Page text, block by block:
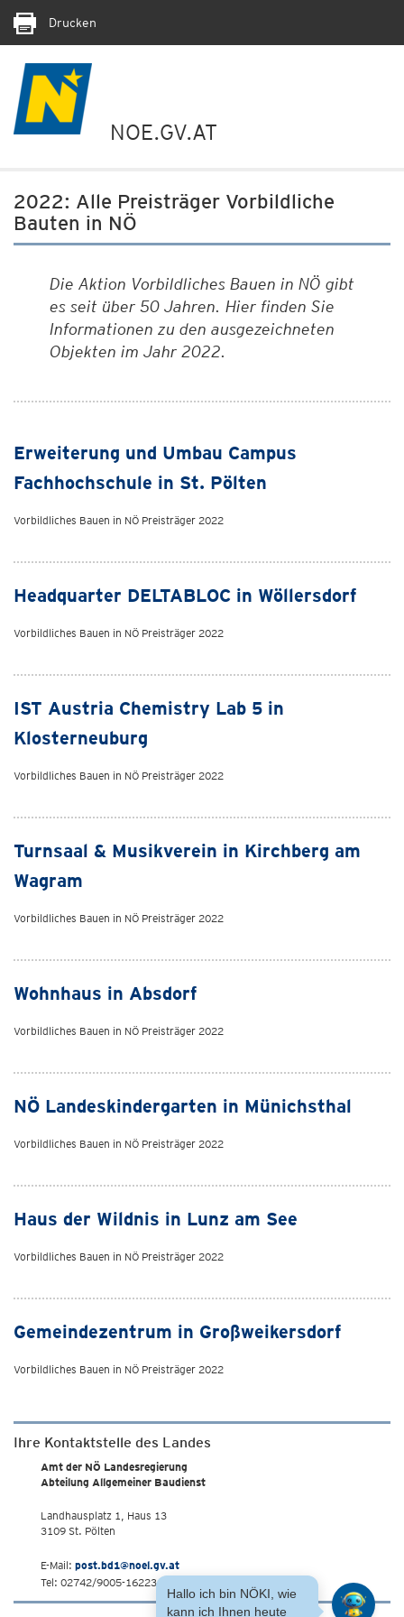
Drucken
NOE.GV.AT
2022: Alle Preisträger Vorbildliche
Bauten in NÖ
Die Aktion Vorbildliches Bauen in NÖ gibt
es seit über 50 Jahren. Hier finden Sie
Informationen zu den ausgezeichneten
Objekten im Jahr 2022.
Erweiterung und Umbau Campus
Fachhochschule in St. Pölten
Vorbildliches Bauen in NÖ Preisträger 2022
Headquarter DELTABLOC in Wöllersdorf
Vorbildliches Bauen in NÖ Preisträger 2022
IST Austria Chemistry Lab 5 in
Klosterneuburg
Vorbildliches Bauen in NÖ Preisträger 2022
Turnsaal & Musikverein in Kirchberg am
Wagram
Vorbildliches Bauen in NÖ Preisträger 2022
Wohnhaus in Absdorf
Vorbildliches Bauen in NÖ Preisträger 2022
NÖ Landeskindergarten in Münichsthal
Vorbildliches Bauen in NÖ Preisträger 2022
Haus der Wildnis in Lunz am See
Vorbildliches Bauen in NÖ Preisträger 2022
Gemeindezentrum in Großweikersdorf
Vorbildliches Bauen in NÖ Preisträger 2022
Ihre Kontaktstelle des Landes
Amt der NÖ Landesregierung
Abteilung Allgemeiner Baudienst
Landhausplatz 1, Haus 13
3109 St. Pölten
E-Mail: post.bd1@noel.gv.at
Tel: 02742/9005-16223
Hallo ich bin NÖKI, wie
kann ich Ihnen heute